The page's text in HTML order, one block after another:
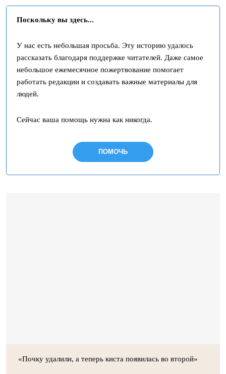
Поскольку вы здесь...
У нас есть небольшая просьба. Эту историю удалось
рассказать благодаря поддержке читателей. Даже самое
небольшое ежемесячное пожертвование помогает
работать редакции и создавать важные материалы для
людей.
Сейчас ваша помощь нужна как никогда.
ПОМОЧЬ
«Почку удалили, а теперь киста появилась во второй»